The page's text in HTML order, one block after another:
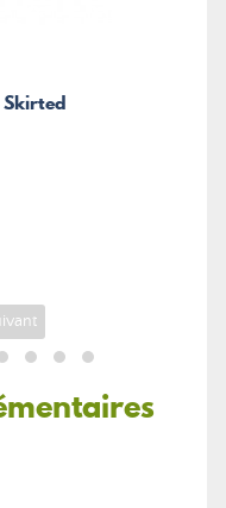
Skirted